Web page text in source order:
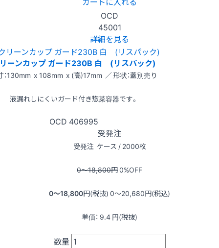
OCD
45001
詳細を見る
ーンカップ ガード230B 白 (リスパック)
：130mm x 108mm x (高)17mm ／ 形状：蓋別売り
液漏れしにくいガード付き惣菜容器です。
OCD 406995
受発注
受発注 ケース / 2000枚
0〜18,800円0%OFF
0〜18,800円(税抜) 0〜20,680円(税込)
単価： 9.4 円(税抜)
数量